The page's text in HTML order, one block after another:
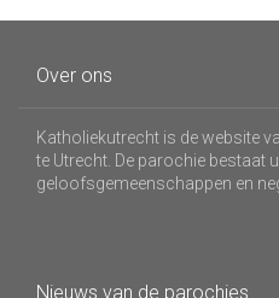
Over ons
Katholiekutrecht is de website
te Utrecht. De parochie bestaat
geloofsgemeenschappen en
Nieuws van de parochies